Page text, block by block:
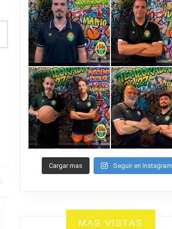
Cargar mas Seguir en Instagram
MAS VISTAS